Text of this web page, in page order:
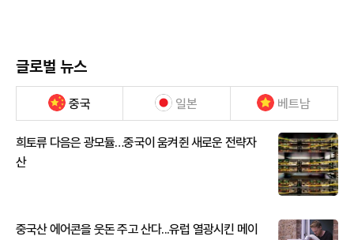
글로벌 뉴스
중국 일본 베트남
희토류 다음은 광모듈…중국이 움켜쥔 새로운 전략자
산
중국산 에어콘을 웃돈 주고 산다...유럽 열광시킨 메이